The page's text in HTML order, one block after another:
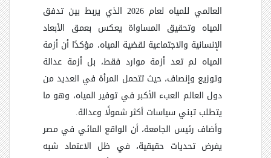
العالمي للمياه لعام 2026 الذي يربط بين تدفق
المياه وتحقيق المساواة يعكس بعمق الأبعاد
الإنسانية والاجتماعية لقضية المياه، مؤكدًا أن أزمة
المياه لم تعد أزمة موارد فقط، بل أزمة عدالة
وتوزيع وإنصاف، حيث تتحمل المرأة في العديد من
دول العالم العبء الأكبر في توفير المياه، وهو ما
يتطلب تبني سياسات أكثر شمولًا وعدالة.
وأضاف رئيس الجامعة، أن الواقع المائي في مصر
يفرض تحديات حقيقية، في ظل الاعتماد شبه